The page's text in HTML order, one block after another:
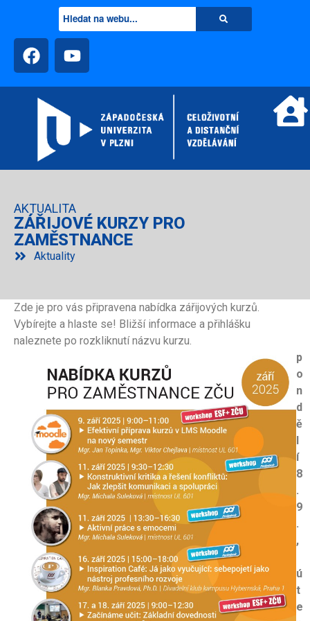
AKTUALITA
ZÁŘIJOVÉ KURZY PRO
ZAMĚSTNANCE
Aktuality
Zde je pro vás připravena nabídka zářijových kurzů.
Vybírejte a hlaste se! Bližší informace a přihlášku
naleznete po rozkliknutí názvu kurzu.
p
o
n
d
ě
l
í
8
.
9
.
,
ú
t
e